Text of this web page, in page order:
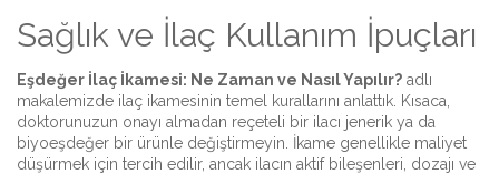
Sağlık ve İlaç Kullanım İpuçları
Eşdeğer İlaç İkamesi: Ne Zaman ve Nasıl Yapılır? adlı
makalemizde ilaç ikamesinin temel kurallarını anlattık. Kısaca,
doktorunuzun onayı almadan reçeteli bir ilacı jenerik ya da
biyoeşdeğer bir ürünle değiştirmeyin. İkame genellikle maliyet
düşürmek için tercih edilir, ancak ilacın aktif bileşenleri, dozajı ve